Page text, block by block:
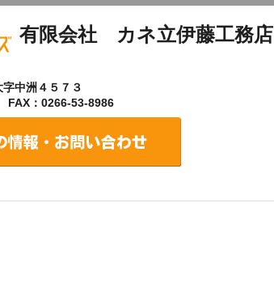
有限会社 カネ立伊藤工務店
中洲４５７３
：0266-53-8986